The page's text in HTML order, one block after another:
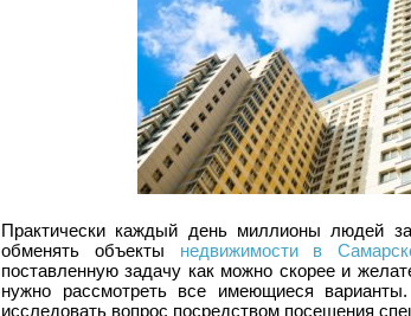
Практически каждый день миллионы людей
обменять объекты недвижимости в
поставленную задачу как можно скорее и
нужно рассмотреть все имеющиеся
исследовать вопрос посредством посещения